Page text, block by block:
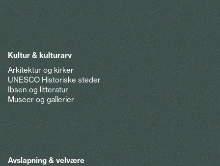
Kultur & kulturarv
Arkitektur og kirker
UNESCO Historiske steder
Ibsen og litteratur
Museer og gallerier
Avslapning & velvære